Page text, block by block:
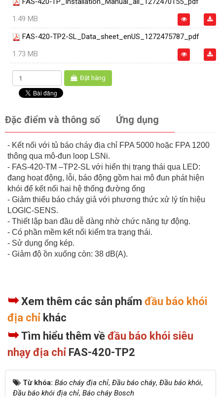
1.49 MB
FAS-420-TP2-SL_Data_sheet_enUS_1272475787_pdf
1.73 MB
Đặt hàng
Đặc điểm và thông số Ứng dụng
- Kết nối với tủ báo cháy địa chỉ FPA 5000 hoặc FPA 1200
thông qua mô-đun loop LSNi.
- FAS-420-TM –TP2-SL với hiển thị trạng thái qua LED:
đang hoạt động, lỗi, báo động gồm hai mô đun phát hiện
khói để kết nối hai hệ thống đường ống
- Giảm thiểu báo cháy giả với phương thức xử lý tín hiệu
LOGIC-SENS.
- Thiết lập ban đầu dễ dàng nhờ chức năng tự động.
- Có phần mềm kết nối kiểm tra trạng thái.
- Sử dụng ống kép.
- Giảm độ ồn xuống còn: 38 dB(A).
➥Xem thêm các sản phẩm đầu báo khói
địa chỉ khác
➥Tìm hiểu thêm về đầu báo khói siêu
nhạy địa chỉ FAS-420-TP2
Từ khóa: Báo cháy địa chỉ, Đầu báo cháy, Đầu báo khói,
Đầu báo khói địa chỉ, Báo cháy Bosch